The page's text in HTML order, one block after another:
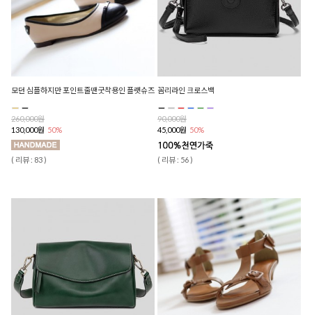
모던 심플하지만 포인트줄땐굿착용인 플랫슈즈
260,000원
130,000원 50%
( 리뷰 : 83 )
꼼리라인 크로스백
90,000원
45,000원 50%
( 리뷰 : 56 )